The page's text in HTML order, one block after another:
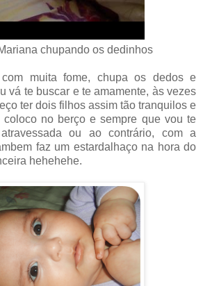
chupando os dedinhos
muita fome, chupa os dedos e
vá te buscar e te amamente, às vezes
ter dois filhos assim tão tranquilos e
coloco no berço e sempre que vou te
ou ao contrário, com a
faz um estardalhaço na hora do
hehehehe.